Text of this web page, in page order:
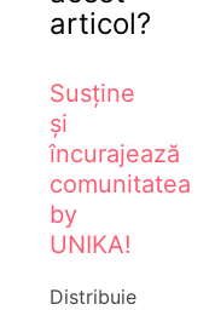
articol?
Susține
și
încurajează
comunitatea
by
UNIKA!
Distribuie